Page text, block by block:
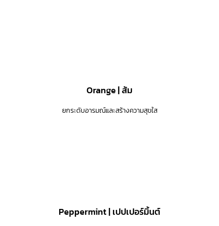
Orange | ส้ม
ยกระดับอารมณ์และสร้างความสุขใส
Peppermint | เปปเปอร์มิ้นต์